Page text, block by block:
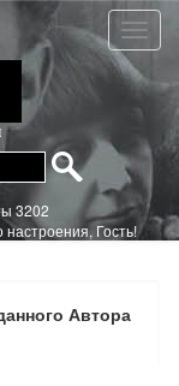
Эльф
3202
Гость!
Автора